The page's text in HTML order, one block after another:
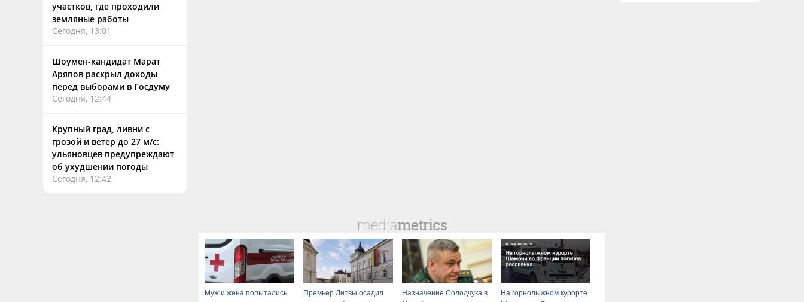
участков, где проходили
земляные работы
Сегодня, 13:01
Шоумен-кандидат Марат
Аряпов раскрыл доходы
перед выборами в Госдуму
Сегодня, 12:44
Крупный град, ливни с
грозой и ветер до 27 м/с:
ульяновцев предупреждают
об ухудшении погоды
Сегодня, 12:42
Муж и жена попытались
Премьер Литвы осадил
Назначение Солодчука в
На горнолыжном курорте